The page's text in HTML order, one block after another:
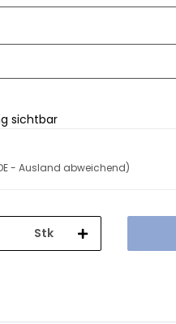
sichtbar
- Ausland abweichend)
Stk